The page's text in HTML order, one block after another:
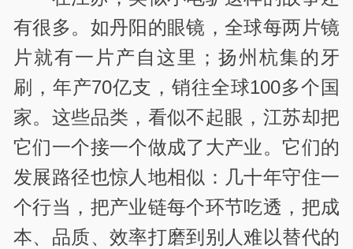
有很多。如丹阳的眼镜，全球每两片镜
片就有一片产自这里；扬州杭集的牙
刷，年产70亿支，销往全球100多个国
家。这些品类，看似不起眼，江苏却把
它们一个接一个做成了大产业。它们的
发展路径也惊人地相似：几十年守住一
个行当，把产业链每个环节吃透，把成
本、品质、效率打磨到别人难以替代的